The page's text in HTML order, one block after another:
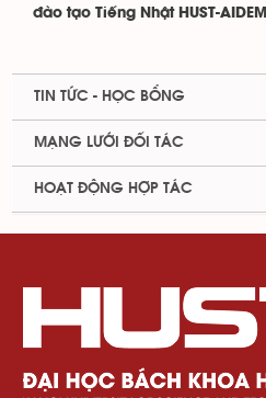
đào tạo Tiếng Nhật HUST-AIDEM
TIN TỨC - HỌC BỔNG
MẠNG LƯỚI ĐỐI TÁC
HOẠT ĐỘNG HỢP TÁC